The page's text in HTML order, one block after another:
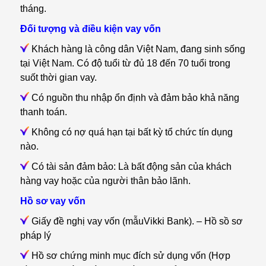
tháng.
Đối tượng và điều kiện vay vốn
Khách hàng là công dân Việt Nam, đang sinh sống
tại Việt Nam. Có độ tuổi từ đủ 18 đến 70 tuổi trong
suốt thời gian vay.
Có nguồn thu nhập ổn định và đảm bảo khả năng
thanh toán.
Không có nợ quá hạn tại bất kỳ tổ chức tín dụng
nào.
Có tài sản đảm bảo: Là bất động sản của khách
hàng vay hoặc của người thân bảo lãnh.
Hồ sơ vay vốn
Giấy đề nghị vay vốn (mẫuVikki Bank). – Hồ sồ sơ
pháp lý
Hồ sơ chứng minh mục đích sử dụng vốn (Hợp